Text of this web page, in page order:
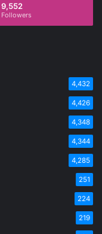
9,552
Followers
4,432
4,426
4,348
4,344
4,285
251
224
219